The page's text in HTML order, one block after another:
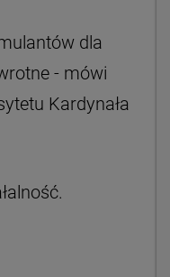
dla
- mówi
Kardynała